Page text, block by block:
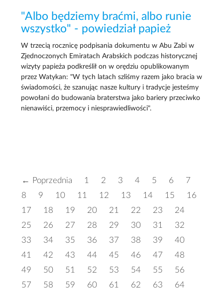
"Albo będziemy braćmi, albo runie
wszystko" - powiedział papież
W trzecią rocznicę podpisania dokumentu w Abu Zabi w
Zjednoczonych Emiratach Arabskich podczas historycznej
wizyty papieża podkreślił on w orędziu opublikowanym
przez Watykan: "W tych latach szliśmy razem jako bracia w
świadomości, że szanując nasze kultury i tradycje jesteśmy
powołani do budowania braterstwa jako bariery przeciwko
nienawiści, przemocy i niesprawiedliwości".
← Poprzednia 1 2 3 4 5 6
7
8
9 10 11 12 13 14 15
16
17
18 19 20 21 22 23
24
25
26 27 28 29 30 31
32
33
34 35 36 37 38 39
40
41
42 43 44 45 46 47
48
49
50 51 52 53 54 55
56
57
58 59 60 61 62 63
64